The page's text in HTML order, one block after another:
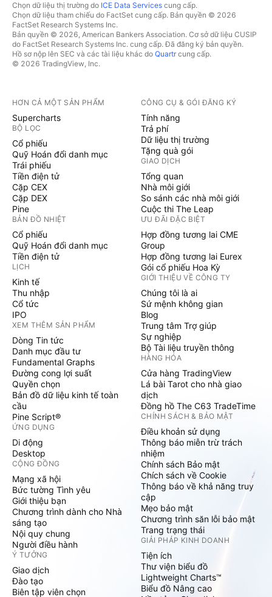
Chọn dữ liệu thị trường do ICE Data Services cung cấp.
Chọn dữ liệu tham chiếu do FactSet cung cấp. Bản quyền © 2026
FactSet Research Systems Inc.
Bản quyền © 2026, American Bankers Association. Cơ sở dữ liệu CUSIP
do FactSet Research Systems Inc. cung cấp. Đã đăng ký bản quyền.
Hồ sơ nộp lên SEC và các tài liệu khác do Quartrcung cấp.
© 2026 TradingView, Inc.
HƠN CẢ MỘT SẢN PHẨM
Supercharts
BỘ LỌC
Cổ phiếu
Quỹ Hoán đổi danh mục
Trái phiếu
Tiền điện tử
Cặp CEX
Cặp DEX
Pine
BẢN ĐỒ NHIỆT
Cổ phiếu
Quỹ Hoán đổi danh mục
Tiền điện tử
LỊCH
Kinh tế
Thu nhập
Cổ tức
IPO
XEM THÊM SẢN PHẨM
Dòng Tin tức
Danh mục đầu tư
Fundamental Graphs
Đường cong lợi suất
Quyền chọn
Bản đồ dữ liệu kinh tế toàn
cầu
Pine Script®
ỨNG DỤNG
Di động
Desktop
CỘNG ĐỒNG
Mạng xã hội
Bức tường Tình yêu
Giới thiệu bạn
Chương trình dành cho Nhà
sáng tạo
Nội quy chung
Người điều hành
Ý TƯỞNG
Giao dịch
Đào tạo
Biên tập viên chọn
CÔNG CỤ & GÓI ĐĂNG KÝ
Tính năng
Trả phí
Dữ liệu thị trường
Tặng quà gói
GIAO DỊCH
Tổng quan
Nhà môi giới
So sánh các nhà môi giới
Cuộc thi The Leap
ƯU ĐÃI ĐẶC BIỆT
Hợp đồng tương lai CME
Group
Hợp đồng tương lai Eurex
Gói cổ phiếu Hoa Kỳ
GIỚI THIỆU VỀ CÔNG TY
Chúng tôi là ai
Sứ mệnh không gian
Blog
Trung tâm Trợ giúp
Sự nghiệp
Bộ Tài liệu truyền thông
HÀNG HÓA
Cửa hàng TradingView
Lá bài Tarot cho nhà giao
dịch
Đồng hồ The C63 TradeTime
CHÍNH SÁCH & BẢO MẬT
Điều khoản sử dụng
Thông báo miễn trừ trách
nhiệm
Chính sách Bảo mật
Chích sách về Cookie
Thông báo về khả năng truy
cập
Mẹo bảo mật
Chương trình săn lỗi bảo mật
Trang trạng thái
GIẢI PHÁP KINH DOANH
Tiện ích
Thư viện biểu đồ
Lightweight Charts™
Biểu đồ Nâng cao